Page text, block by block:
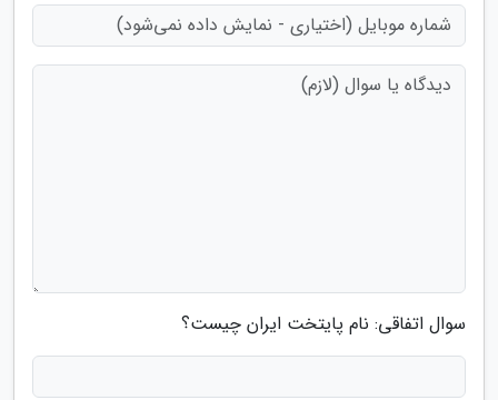
سوال اتفاقی: نام پایتخت ایران چیست؟